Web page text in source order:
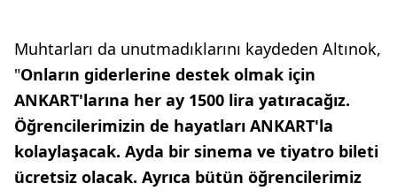
Muhtarları da unutmadıklarını kaydeden Altınok,
"Onların giderlerine destek olmak için
ANKART'larına her ay 1500 lira yatıracağız.
Öğrencilerimizin de hayatları ANKART'la
kolaylaşacak. Ayda bir sinema ve tiyatro bileti
ücretsiz olacak. Ayrıca bütün öğrencilerimiz